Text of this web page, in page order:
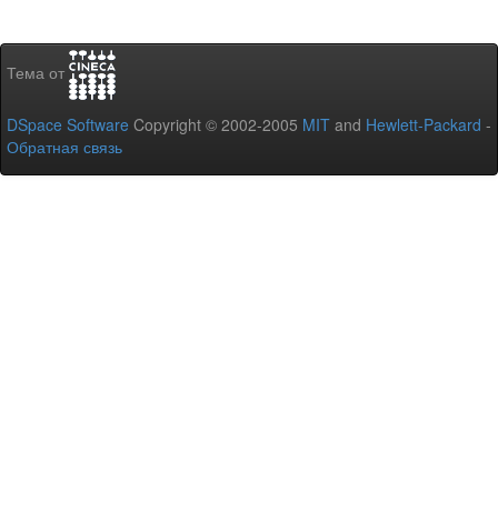
Тема от
DSpace Software Copyright © 2002-2005 MIT and Hewlett-Packard -
Обратная связь